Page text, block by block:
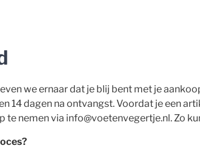
we ernaar dat je blij bent met je
14 dagen na ontvangst. Voordat je een
te nemen via info@voetenvegertje.nl. Zo